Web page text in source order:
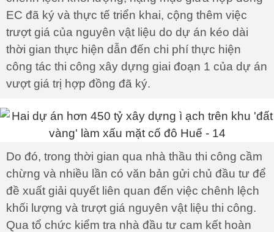
EC đã ký và thực tế triển khai, cộng thêm việc
trượt giá của nguyên vật liệu do dự án kéo dài
thời gian thực hiện dẫn đến chi phí thực hiện
công tác thi công xây dựng giai đoạn 1 của dự án
vượt giá trị hợp đồng đã ký.
Do đó, trong thời gian qua nhà thầu thi công cầm
chừng và nhiều lần có văn bản gửi chủ đầu tư để
đề xuất giải quyết liên quan đến việc chênh lệch
khối lượng và trượt giá nguyên vật liệu thi công.
Qua tổ chức kiểm tra nhà đầu tư cam kết hoàn